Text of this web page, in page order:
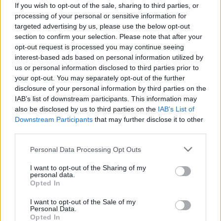
If you wish to opt-out of the sale, sharing to third parties, or
processing of your personal or sensitive information for
targeted advertising by us, please use the below opt-out
section to confirm your selection. Please note that after your
opt-out request is processed you may continue seeing
interest-based ads based on personal information utilized by
us or personal information disclosed to third parties prior to
your opt-out. You may separately opt-out of the further
disclosure of your personal information by third parties on the
IAB’s list of downstream participants. This information may
also be disclosed by us to third parties on the IAB’s List of
Downstream Participants that may further disclose it to other
Personal Data Processing Opt Outs
I want to opt-out of the Sharing of my
personal data.
Opted In
I want to opt-out of the Sale of my
Personal Data.
Opted In
gość
Qlaira
Dzień dobry, pół roku temu przyjmowałam
tabletki Qlaira ,jednak przerwałam niestety
uderzenia gorąca i zawroty głowy wróciły .
Zaczęłam znowu przyjmować tabletki mimo iż
jestem 2 tygodnie po okresie ,dziś wezmę 5
tabletkę czy dzień ma znaczenia kiedy przyjęłam
pierwszą tabletkę ?
Forum: Ginekologia - forum dla rodziny i
pacjentki
Tematy miesiączka
ciąża okres